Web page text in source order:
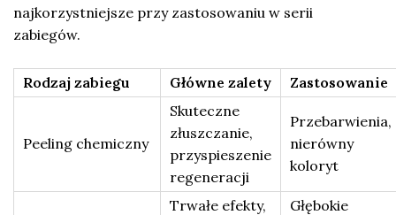
najkorzystniejsze przy zastosowaniu w serii
zabiegów.
Rodzaj zabiegu Główne zalety Zastosowanie
Peeling chemiczny
Skuteczne
złuszczanie,
przyspieszenie
regeneracji
Przebarwienia,
nierówny
koloryt
Trwałe efekty,
Głębokie